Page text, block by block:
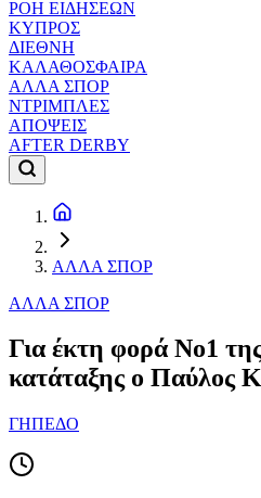
ΡΟΗ ΕΙΔΗΣΕΩΝ
ΚΥΠΡΟΣ
ΔΙΕΘΝΗ
ΚΑΛΑΘΟΣΦΑΙΡΑ
ΑΛΛΑ ΣΠΟΡ
ΝΤΡΙΜΠΛΕΣ
ΑΠΟΨΕΙΣ
AFTER DERBY
ΑΛΛΑ ΣΠΟΡ
ΑΛΛΑ ΣΠΟΡ
Για έκτη φορά Νο1
κατάταξης ο Παύλος
ΓΗΠΕΔΟ